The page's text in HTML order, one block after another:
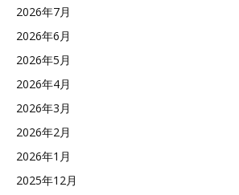
2026年7月
2026年6月
2026年5月
2026年4月
2026年3月
2026年2月
2026年1月
2025年12月